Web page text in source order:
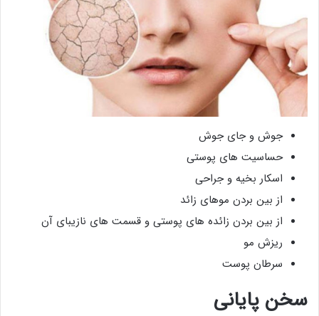
جوش و جای جوش
حساسیت های پوستی
اسکار بخیه و جراحی
از بین بردن موهای زائد
از بین بردن زائده های پوستی و قسمت های نازیبای آن
ریزش مو
سرطان پوست
سخن پایانی